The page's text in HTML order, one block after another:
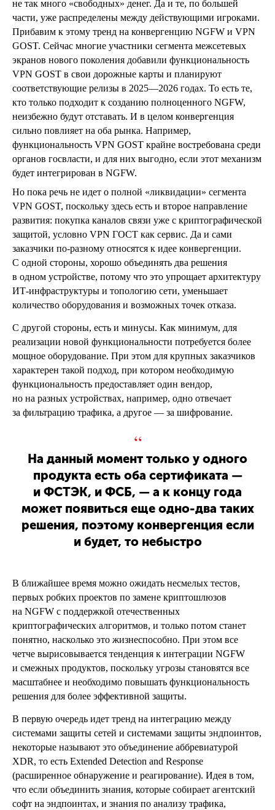
не так много «свободных» денег. Да и те, по большей
части, уже распределены между действующими игроками.
Прибавим к этому тренд на конвергенцию NGFW и VPN
GOST. Сейчас многие участники сегмента межсетевых
экранов нового поколения добавили функциональность
VPN GOST в свои дорожные карты и планируют
соответствующие релизы в 2025—2026 годах. То есть те,
кто только подходит к созданию полноценного NGFW,
неизбежно будут отставать. И в целом конвергенция
сильно повлияет на оба рынка. Например,
функциональность VPN GOST крайне востребована среди
органов госвласти, и для них выгодно, если этот механизм
будет интегрирован в NGFW.
Но пока речь не идет о полной «ликвидации» сегмента
VPN GOST, поскольку здесь есть и второе направление
развития: покупка каналов связи уже с криптографической
защитой, условно VPN ГОСТ как сервис. Да и сами
заказчики по-разному относятся к идее конвергенции.
С одной стороны, хорошо объединять два решения
в одном устройстве, потому что это упрощает архитектуру
ИТ-инфраструктуры и топологию сети, уменьшает
количество оборудования и возможных точек отказа.
С другой стороны, есть и минусы. Как минимум, для
реализации новой функциональности потребуется более
мощное оборудование. При этом для крупных заказчиков
характерен такой подход, при котором необходимую
функциональность предоставляет один вендор,
но на разных устройствах, например, одно отвечает
за фильтрацию трафика, а другое — за шифрование.
“
На данный момент только у одного
продукта есть оба сертификата —
и ФСТЭК, и ФСБ, — а к концу года
может появиться еще одно-два таких
решения, поэтому конвергенция если
и будет, то небыстро
В ближайшее время можно ожидать несмелых тестов,
первых робких проектов по замене криптошлюзов
на NGFW с поддержкой отечественных
криптографических алгоритмов, и только потом станет
понятно, насколько это жизнеспособно. При этом все
четче вырисовывается тенденция к интеграции NGFW
и смежных продуктов, поскольку угрозы становятся все
масштабнее и необходимо повышать функциональность
решения для более эффективной защиты.
В первую очередь идет тренд на интеграцию между
системами защиты сетей и системами защиты эндпоинтов,
некоторые называют это объединение аббревиатурой
XDR, то есть Extended Detection and Response
(расширенное обнаружение и реагирование). Идея в том,
что если объединить знания, которые собирает агентский
софт на эндпоинтах, и знания по анализу трафика,